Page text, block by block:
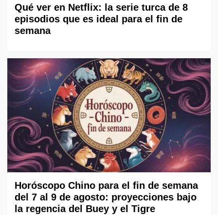
Qué ver en Netflix: la serie turca de 8
episodios que es ideal para el fin de
semana
Horóscopo Chino para el fin de semana
del 7 al 9 de agosto: proyecciones bajo
la regencia del Buey y el Tigre